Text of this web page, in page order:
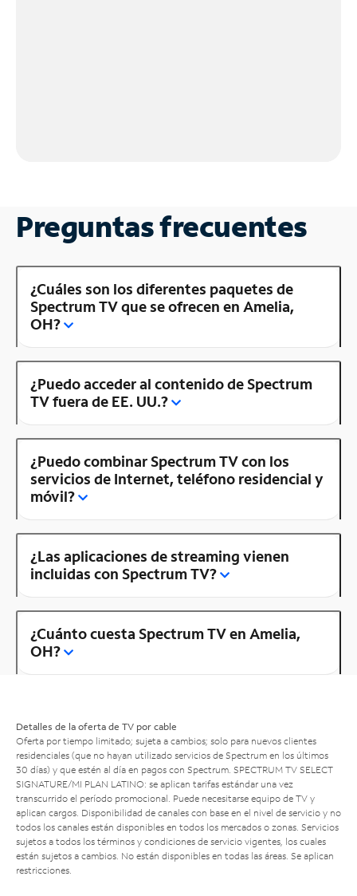
Preguntas frecuentes
¿Cuáles son los diferentes paquetes de
Spectrum TV que se ofrecen en Amelia,
OH?
¿Puedo acceder al contenido de Spectrum
TV fuera de EE. UU.?
¿Puedo combinar Spectrum TV con los
servicios de Internet, teléfono residencial y
móvil?
¿Las aplicaciones de streaming vienen
incluidas con Spectrum TV?
¿Cuánto cuesta Spectrum TV en Amelia,
OH?
Detalles de la oferta de TV por cable
Oferta por tiempo limitado; sujeta a cambios; solo para nuevos clientes
residenciales (que no hayan utilizado servicios de Spectrum en los últimos
30 días) y que estén al día en pagos con Spectrum. SPECTRUM TV SELECT
SIGNATURE/MI PLAN LATINO: se aplican tarifas estándar una vez
transcurrido el período promocional. Puede necesitarse equipo de TV y
aplican cargos. Disponibilidad de canales con base en el nivel de servicio y no
todos los canales están disponibles en todos los mercados o zonas. Servicios
sujetos a todos los términos y condiciones de servicio vigentes, los cuales
están sujetos a cambios. No están disponibles en todas las áreas. Se aplican
restricciones.